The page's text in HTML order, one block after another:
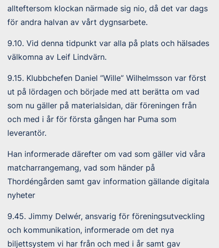
allteftersom klockan närmade sig nio, då det var dags
för andra halvan av vårt dygnsarbete.
9.10. Vid denna tidpunkt var alla på plats och hälsades
välkomna av Leif Lindvärn.
9.15. Klubbchefen Daniel ”Wille” Wilhelmsson var först
ut på lördagen och började med att berätta om vad
som nu gäller på materialsidan, där föreningen från
och med i år för första gången har Puma som
leverantör.
Han informerade därefter om vad som gäller vid våra
matcharrangemang, vad som händer på
Thordéngården samt gav information gällande digitala
nyheter
9.45. Jimmy Delwér, ansvarig för föreningsutveckling
och kommunikation, informerade om det nya
biljettsystem vi har från och med i år samt gav